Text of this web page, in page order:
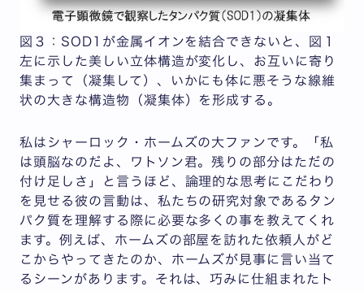
図３：SOD1が金属イオンを結合できないと、図１
左に示した美しい立体構造が変化し、お互いに寄り
集まって（凝集して）、いかにも体に悪そうな線維
状の大きな構造物（凝集体）を形成する。
私はシャーロック・ホームズの大ファンです。「私
は頭脳なのだよ、ワトソン君。残りの部分はただの
付け足しさ」と言うほど、論理的な思考にこだわり
を見せる彼の言動は、私たちの研究対象であるタン
パク質を理解する際に必要な多くの事を教えてくれ
ます。例えば、ホームズの部屋を訪れた依頼人がど
こからやってきたのか、ホームズが見事に言い当て
るシーンがあります。それは、巧みに仕組まれたト